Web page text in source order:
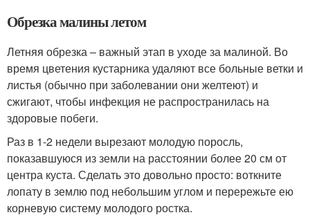
Обрезка малины летом
Летняя обрезка – важный этап в уходе за малиной. Во
время цветения кустарника удаляют все больные ветки и
листья (обычно при заболевании они желтеют) и
сжигают, чтобы инфекция не распространилась на
здоровые побеги.
Раз в 1-2 недели вырезают молодую поросль,
показавшуюся из земли на расстоянии более 20 см от
центра куста. Сделать это довольно просто: воткните
лопату в землю под небольшим углом и перережьте ею
корневую систему молодого ростка.